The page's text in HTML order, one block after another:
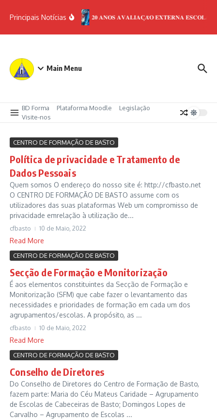
Principais Notícias
𝟐𝟎 𝐀𝐍𝐎𝐒 𝐀𝐕𝐀𝐋𝐈𝐀𝐂̧𝐀̃𝐎 𝐄𝐗𝐓𝐄𝐑𝐍𝐀 𝐄𝐒𝐂𝐎𝐋𝐀𝐒
Main Menu
BD Forma Plataforma Moodle
Legislação
Visite-nos
CENTRO DE FORMAÇÃO DE BASTO
Política de privacidade e Tratamento de
Dados Pessoais
Quem somos O endereço do nosso site é: http://cfbasto.net
O CENTRO DE FORMAÇÃO DE BASTO assume com os
utilizadores das suas plataformas Web um compromisso de
privacidade emrelação à utilização de...
cfbasto 10 de Maio, 2022
Read More
CENTRO DE FORMAÇÃO DE BASTO
Secção de Formação e Monitorização
É aos elementos constituintes da Secção de Formação e
Monitorização (SFM) que cabe fazer o levantamento das
necessidades e prioridades de formação em cada um dos
agrupamentos/escolas. A propósito, as ...
cfbasto 10 de Maio, 2022
Read More
CENTRO DE FORMAÇÃO DE BASTO
Conselho de Diretores
Do Conselho de Diretores do Centro de Formação de Basto,
fazem parte: Maria do Céu Mateus Caridade – Agrupamento
de Escolas de Cabeceiras de Basto; Domingos Lopes de
Carvalho – Agrupamento de Escolas ...